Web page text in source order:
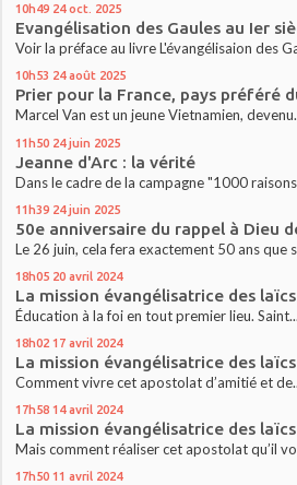
10h49 24 oct. 2025
Evangélisation des Gaules au Ier
Voir la préface au livre L'évangélisaion des
10h53 24 août 2025
Prier pour la France, pays préféré
Marcel Van est un jeune Vietnamien,
11h50 24 juin 2025
Jeanne d'Arc : la vérité
Dans le cadre de la campagne "1000
11h39 24 juin 2025
50e anniversaire du rappel à Dieu
Le 26 juin, cela fera exactement 50 ans que
18h05 20 avril 2024
La mission évangélisatrice des
Éducation à la foi en tout premier lieu. Saint...
18h02 17 avril 2024
La mission évangélisatrice des
Comment vivre cet apostolat d’amitié et
17h58 14 avril 2024
La mission évangélisatrice des
Mais comment réaliser cet apostolat qu’il
17h50 11 avril 2024